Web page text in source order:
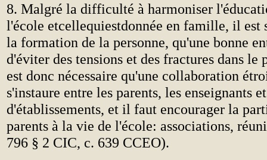
8. Malgré la difficulté à harmoniser
l'école etcellequiestdonnée en famille, il est
la formation de la personne, qu'une bonne
d'éviter des tensions et des fractures dans
est donc nécessaire qu'une collaboration
s'instaure entre les parents, les enseignants
d'établissements, et il faut encourager la
parents à la vie de l'école: associations,
796 § 2 CIC, c. 639 CCEO).